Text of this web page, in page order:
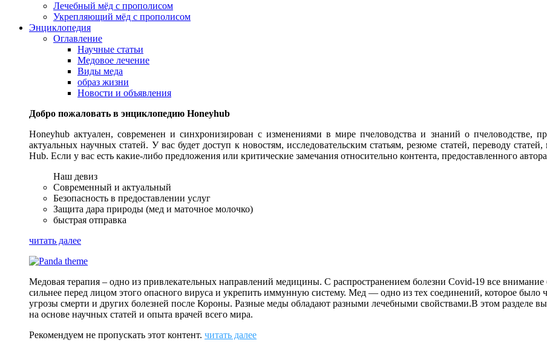
Лечебный мёд с прополисом
Укрепляющий мёд с прополисом
Энциклопедия
Оглавление
Научные статьи
Медовое лечение
Виды меда
образ жизни
Новости и объявления
Добро пожаловать в энциклопедию Honeyhub
Honeyhub актуален, современен и синхронизирован с изменениями в мире пчеловодства и знаний о пчеловодстве,
актуальных научных статей. У вас будет доступ к новостям, исследовательским статьям, резюме статей, переводу
Hub. Если у вас есть какие-либо предложения или критические замечания относительно контента, предоставленного
Наш девиз
Современный и актуальный
Безопасность в предоставлении услуг
Защита дара природы (мед и маточное молочко)
быстрая отправка
читать далее
Медовая терапия – одно из привлекательных направлений медицины. С распространением болезни Covid-19 все
сильнее перед лицом этого опасного вируса и укрепить иммунную систему. Мед — одно из тех соединений, которое было
угрозы смерти и других болезней после Короны. Разные меды обладают разными лечебными свойствами.В этом разделе
на основе научных статей и опыта врачей всего мира.
Рекомендуем не пропускать этот контент. читать далее